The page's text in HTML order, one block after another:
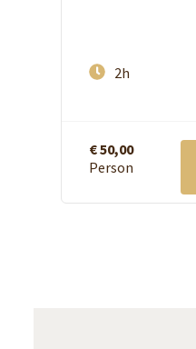
2h
€ 50,00
Person